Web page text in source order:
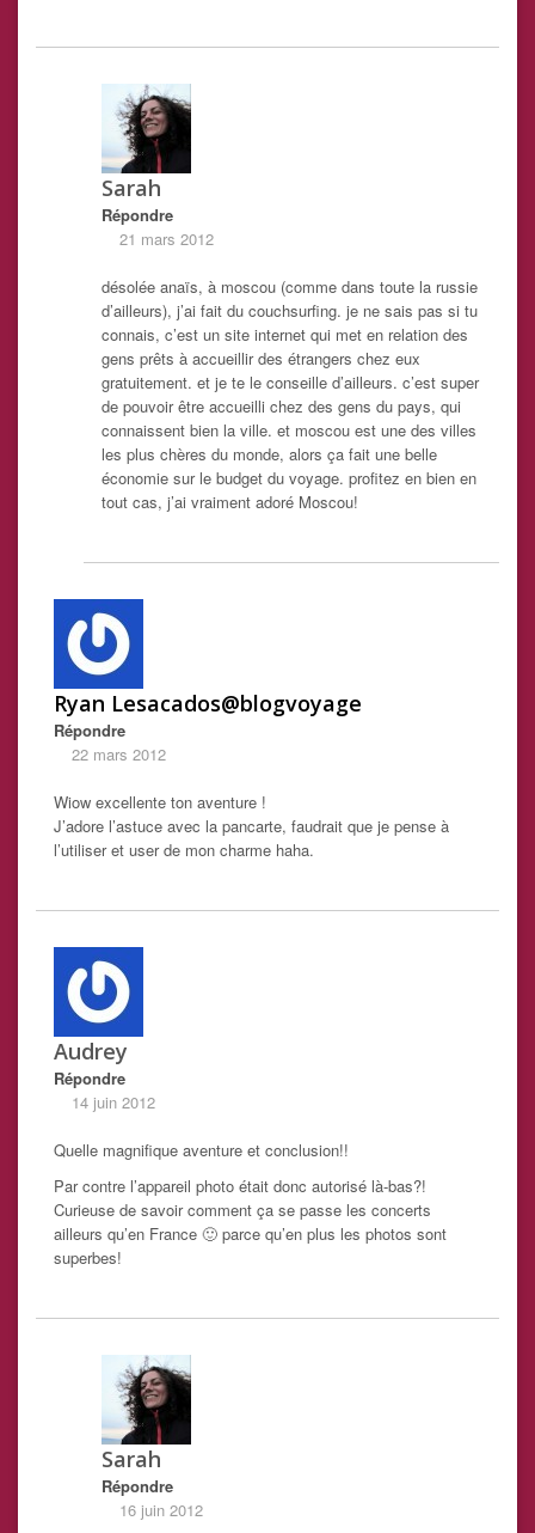
Sarah
Répondre
21 mars 2012
désolée anaïs, à moscou (comme dans toute la russie
d’ailleurs), j’ai fait du couchsurfing. je ne sais pas si tu
connais, c’est un site internet qui met en relation des
gens prêts à accueillir des étrangers chez eux
gratuitement. et je te le conseille d’ailleurs. c’est super
de pouvoir être accueilli chez des gens du pays, qui
connaissent bien la ville. et moscou est une des villes
les plus chères du monde, alors ça fait une belle
économie sur le budget du voyage. profitez en bien en
tout cas, j’ai vraiment adoré Moscou!
Ryan Lesacados@blogvoyage
Répondre
22 mars 2012
Wiow excellente ton aventure !
J’adore l’astuce avec la pancarte, faudrait que je pense à
l’utiliser et user de mon charme haha.
Audrey
Répondre
14 juin 2012
Quelle magnifique aventure et conclusion!!
Par contre l’appareil photo était donc autorisé là-bas?!
Curieuse de savoir comment ça se passe les concerts
ailleurs qu’en France 🙂 parce qu’en plus les photos sont
superbes!
Sarah
Répondre
16 juin 2012